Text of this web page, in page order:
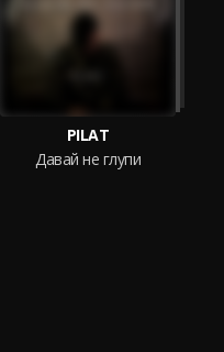
PILAT
Давай не глупи